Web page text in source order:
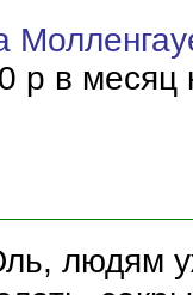
р в месяц
людям